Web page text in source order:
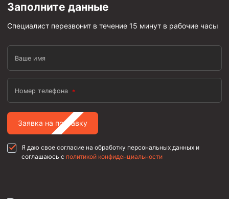
Заполните данные
Специалист перезвонит в течение 15 минут в рабочие часы
Ваше имя
Номер телефона
Заявка на поставку
Я даю свое согласие на обработку персональных данных и
соглашаюсь с политикой конфиденциальности